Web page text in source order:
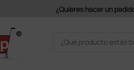
Únete al programa Ds